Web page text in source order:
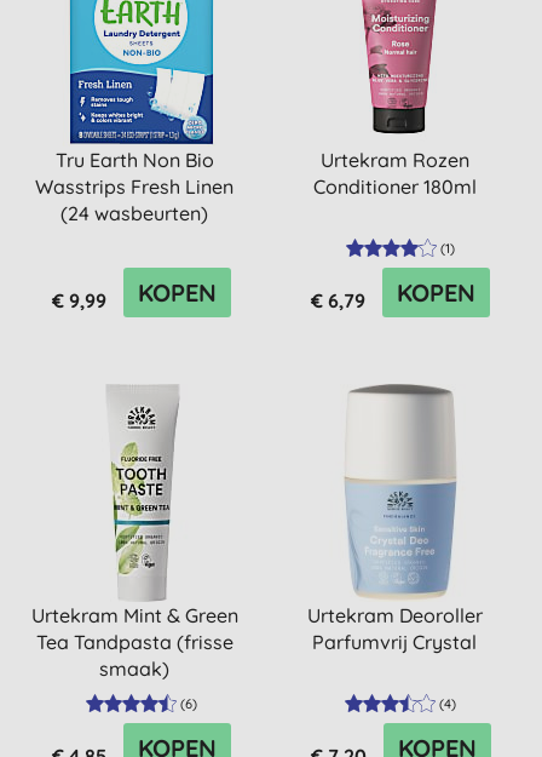
Tru Earth Non Bio
Wasstrips Fresh Linen
(24 wasbeurten)
€ 9,99 KOPEN
Urtekram Rozen
Conditioner 180ml
(1)
€ 6,79 KOPEN
Urtekram Mint & Green
Tea Tandpasta (frisse
smaak)
(6)
KOPEN
Urtekram Deoroller
Parfumvrij Crystal
(4)
KOPEN